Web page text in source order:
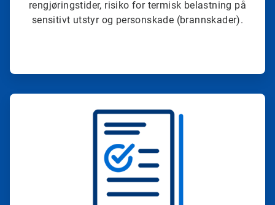
rengjøringstider, risiko for termisk belastning på
sensitivt utstyr og personskade (brannskader).
4
for
4